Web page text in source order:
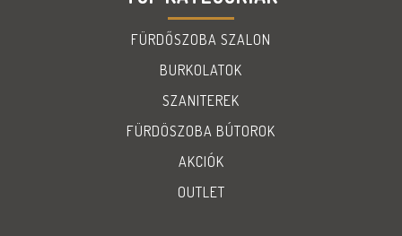
FÜRDŐSZOBA SZALON
BURKOLATOK
SZANITEREK
FÜRDÖSZOBA BÚTOROK
AKCIÓK
OUTLET